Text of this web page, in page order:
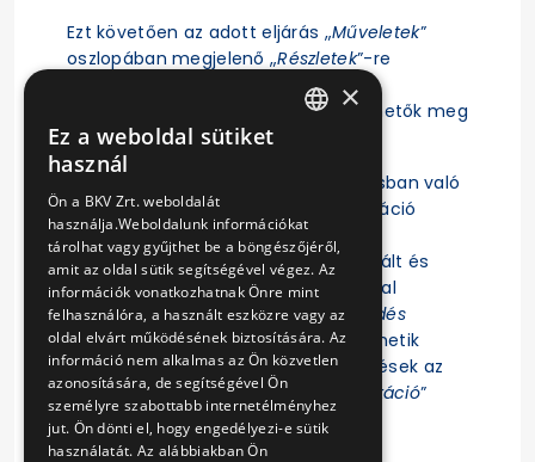
Ezt követően az adott eljárás „Műveletek”
oszlopában megjelenő „Részletek”-re
kattintás után érhető el az eljárás
ajánlattételi felhívása, illetve tekinthetők meg
az eljárásra vonatkozó főbb adatok.
Felhívjuk a figyelmet, hogy az eljárásban való
részvételhez az EKR-be való regisztráció
szükséges! Az eljárás további
dokumentumait az EKR-ben regisztrált és
ajánlat összeállítására jogosultsággal
rendelkező Felhasználók az „Érdeklődés
jelzése” funkció indítása után tekinthetik
meg. Az eljárással kapcsolatos kérdések az
EKR-ben erre létrehozott „
Kommunikáció”
felületen tehetők fel.
×
Ez a weboldal sütiket
használ
Ön a BKV Zrt. weboldalát
használja.Weboldalunk információkat
tárolhat vagy gyűjthet be a böngészőjéről,
amit az oldal sütik segítségével végez. Az
információk vonatkozhatnak Önre mint
felhasználóra, a használt eszközre vagy az
oldal elvárt működésének biztosítására. Az
információ nem alkalmas az Ön közvetlen
azonosítására, de segítségével Ön
személyre szabottabb internetélményhez
jut. Ön dönti el, hogy engedélyezi-e sütik
használatát. Az alábbiakban Ön